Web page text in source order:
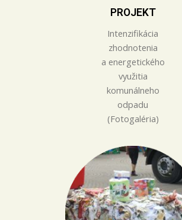
PROJEKT
Intenzifikácia
zhodnotenia
a energetického
využitia
komunálneho
odpadu
(Fotogaléria)